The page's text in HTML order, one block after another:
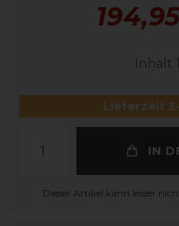
Inhalt 1
Lieferzeit
IN
Dieser Artikel kann leider